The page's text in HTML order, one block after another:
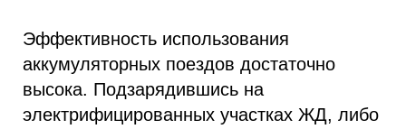
Эффективность использования
аккумуляторных поездов достаточно
высока. Подзарядившись на
электрифицированных участках ЖД, либо